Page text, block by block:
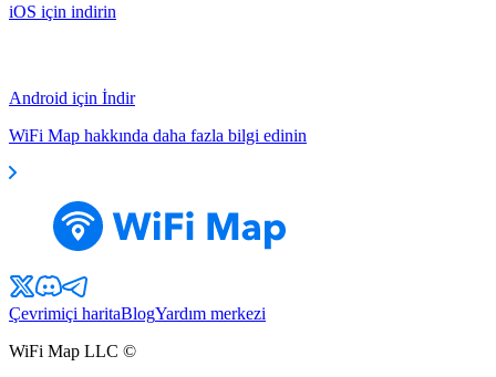
iOS için indirin
Android için İndir
WiFi Map hakkında daha fazla bilgi edinin
Çevrimiçi haritaBlogYardım merkezi
WiFi Map LLC ©